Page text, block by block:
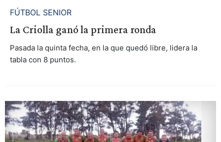
FÚTBOL SENIOR
La Criolla ganó la primera ronda
Pasada la quinta fecha, en la que quedó libre, lidera la
tabla con 8 puntos.